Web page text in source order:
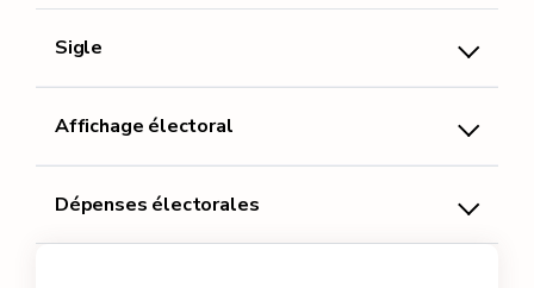
Sigle
Affichage électoral
Dépenses électorales